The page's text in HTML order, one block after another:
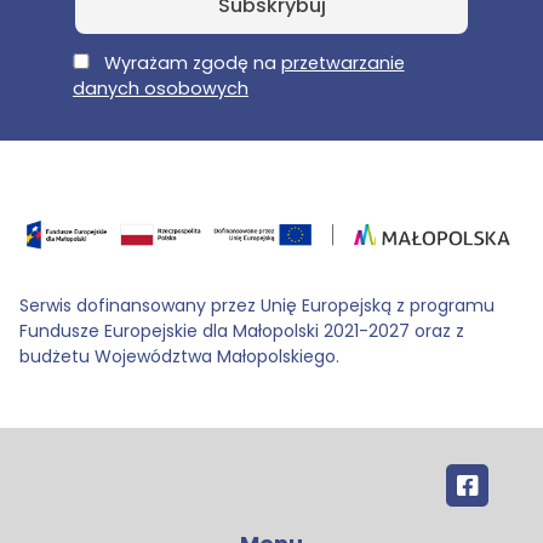
E-MailWyrażam zgodę na przetwarzanie
danych osobowych
Serwis dofinansowany przez Unię Europejską z programu
Fundusze Europejskie dla Małopolski 2021-2027 oraz z
budżetu Województwa Małopolskiego.